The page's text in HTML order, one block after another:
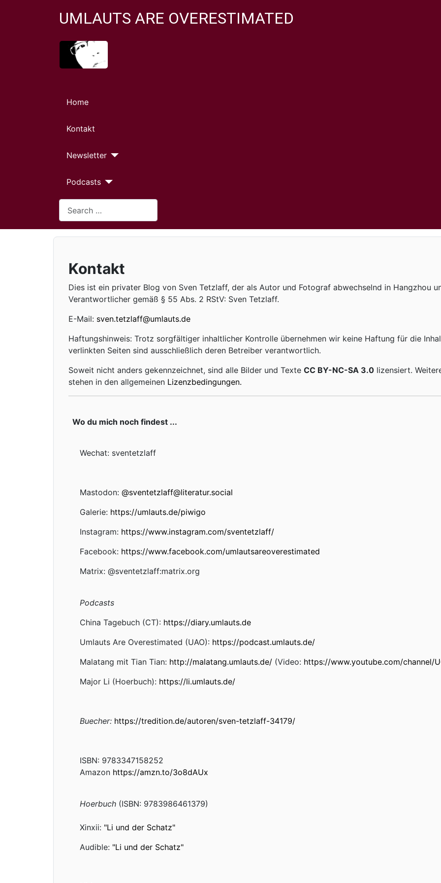
UMLAUTS ARE OVERESTIMATED
Home
Kontakt
Newsletter
Podcasts
Type 2 or more characters for results.
Kontakt
Dies ist ein privater Blog von Sven Tetzlaff, der als Autor und Fotograf abwechselnd in Hangzhou
Verantwortlicher gemäß § 55 Abs. 2 RStV: Sven Tetzlaff.
E-Mail: sven.tetzlaff@umlauts.de
Haftungshinweis: Trotz sorgfältiger inhaltlicher Kontrolle übernehmen wir keine Haftung für die
verlinkten Seiten sind ausschließlich deren Betreiber verantwortlich.
Soweit nicht anders gekennzeichnet, sind alle Bilder und Texte CC BY-NC-SA 3.0 lizensiert.
stehen in den allgemeinen Lizenzbedingungen.
Wo du mich noch findest ...
Wechat: sventetzlaff
Mastodon: @sventetzlaff@literatur.social
Galerie: https://umlauts.de/piwigo
Instagram: https://www.instagram.com/sventetzlaff/
Facebook: https://www.facebook.com/umlautsareoverestimated
Matrix: @sventetzlaff:matrix.org
Podcasts
China Tagebuch (CT): https://diary.umlauts.de
Umlauts Are Overestimated (UAO): https://podcast.umlauts.de/
Malatang mit Tian Tian: http://malatang.umlauts.de/ (Video: https://www.youtube.com/channel/
Major Li (Hoerbuch): https://li.umlauts.de/
Buecher: https://tredition.de/autoren/sven-tetzlaff-34179/
ISBN: 9783347158252
Amazon https://amzn.to/3o8dAUx
Hoerbuch (ISBN: 9783986461379)
Xinxii: "Li und der Schatz"
Audible: "Li und der Schatz"